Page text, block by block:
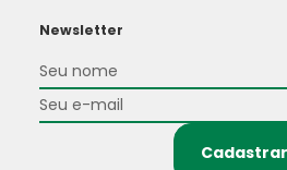
Newsletter
Cadastrar